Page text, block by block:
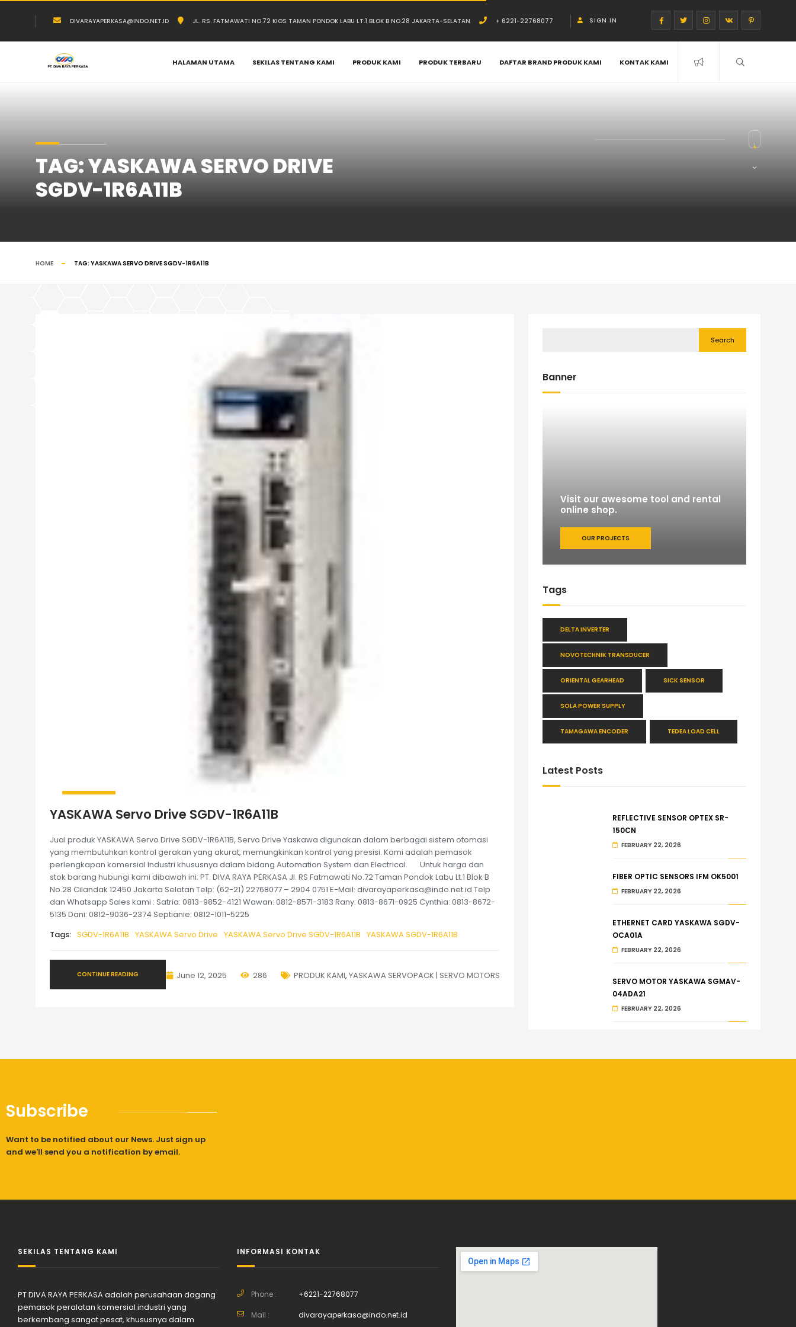
DIVARAYAPERKASA@INDO.NET.ID JL. RS. FATMAWATI NO.72 KIOS TAMAN PONDOK LABU LT.1 BLOK B NO.28 JAKARTA-SELATAN + 6221-22768077 SIGN IN
HALAMAN UTAMA SEKILAS TENTANG KAMI PRODUK KAMI PRODUK TERBARU DAFTAR BRAND PRODUK KAMI KONTAK KAMI
TAG:YASKAWA SERVO DRIVE
SGDV-1R6A11B
HOME TAG: YASKAWA SERVO DRIVE SGDV-1R6A11B
YASKAWA Servo Drive SGDV-1R6A11B
Jual produk YASKAWA Servo Drive SGDV-1R6A11B, Servo Drive Yaskawa digunakan dalam berbagai sistem otomasi
yang membutuhkan kontrol gerakan yang akurat, memungkinkan kontrol yang presisi. Kami adalah pemasok
perlengkapan komersial Industri khususnya dalam bidang Automation System dan Electrical. Untuk harga dan
stok barang hubungi kami dibawah ini: PT. DIVA RAYA PERKASA Jl. RS Fatmawati No.72 Taman Pondok Labu Lt.1 Blok B
No.28 Cilandak 12450 Jakarta Selatan Telp: (62-21) 22768077 – 2904 0751 E-Mail: divarayaperkasa@indo.net.id Telp
dan Whatsapp Sales kami : Satria: 0813-9852-4121 Wawan: 0812-8571-3183 Rany: 0813-8671-0925 Cynthia: 0813-8672-
5135 Dani: 0812-9036-2374 Septianie: 0812-1011-5225
Tags: SGDV-1R6A11B YASKAWA Servo Drive YASKAWA Servo Drive SGDV-1R6A11B YASKAWA SGDV-1R6A11B
June 12, 2025 286 PRODUK KAMI, YASKAWA SERVOPACK | SERVO MOTORS
CONTINUE READING
Search
Banner
Visit our awesome tool and rental
online shop.
OUR PROJECTS
Tags
DELTA INVERTER
NOVOTECHNIK TRANSDUCER
ORIENTAL GEARHEAD SICK SENSOR
SOLA POWER SUPPLY
TAMAGAWA ENCODER TEDEA LOAD CELL
Latest Posts
REFLECTIVE SENSOR OPTEX SR-
150CN
FEBRUARY 22, 2026
FIBER OPTIC SENSORS IFM OK5001
FEBRUARY 22, 2026
ETHERNET CARD YASKAWA SGDV-
OCA01A
FEBRUARY 22, 2026
SERVO MOTOR YASKAWA SGMAV-
04ADA21
FEBRUARY 22, 2026
Subscribe
Want to be notified about our News. Just sign up
and we'll send you a notification by email.
SEKILAS TENTANG KAMI
PT DIVA RAYA PERKASA adalah perusahaan dagang
pemasok peralatan komersial industri yang
berkembang sangat pesat, khususnya dalam
INFORMASI KONTAK
Phone : +6221-22768077
Mail : divarayaperkasa@indo.net.id